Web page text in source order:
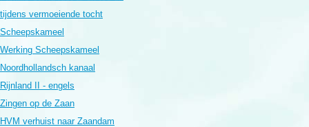
tijdens vermoeiende tocht
Scheepskameel
Werking Scheepskameel
Noordhollandsch kanaal
Rijnland II - engels
Zingen op de Zaan
HVM verhuist naar Zaandam